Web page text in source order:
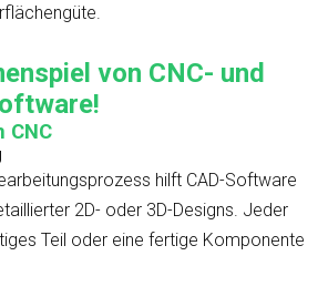
von CNC- und
CNC
hilft CAD-Software
2D- oder 3D-Designs. Jeder
Teil oder eine fertige Komponente